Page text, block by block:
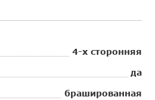
4-х сторонняя
да
брашированная